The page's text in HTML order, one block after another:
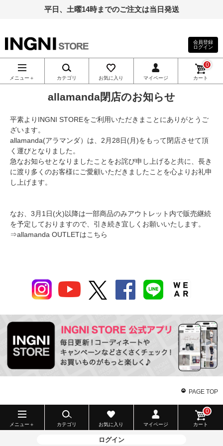
平日、土曜14時までのご注文は当日発送
INGNI（イン
グ）公式通
販｜INGNI
STORE
会員登録
ログイン
メニュー＋ カテゴリ お気に入り マイページ カート
0
allamanda閉店のお知らせ
平素よりINGNI STOREをご利用いただきまことにありがとうご
ざいます。
allamanda(アラマンダ）は、2月28日(月)をもって閉店させて頂
く運びとなりました。
急なお知らせとなりましたことをお詫び申し上げると共に、長き
に渡り多くのお客様にご愛顧いただきましたことを心よりお礼申
し上げます。
なお、3月1日(火)以降は一部商品のみアウトレット内で販売継続
を予定しておりますので、引き続き宜しくお願いいたします。
⇒allamanda OUTLETはこちら
PAGE TOP
メニュー＋ カテゴリ お気に入り マイページ カート
0
ログイン